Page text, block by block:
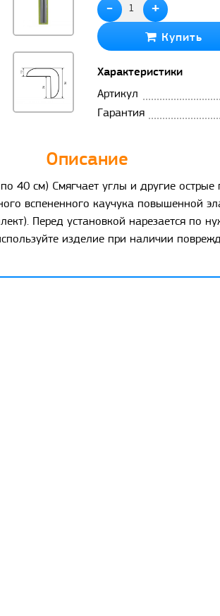
- +
Купить
Характеристики
Артикул
Гарантия
Описание
40 см) Смягчает углы и другие острые
вспененного каучука повышенной
Перед установкой нарезается по
изделие при наличии